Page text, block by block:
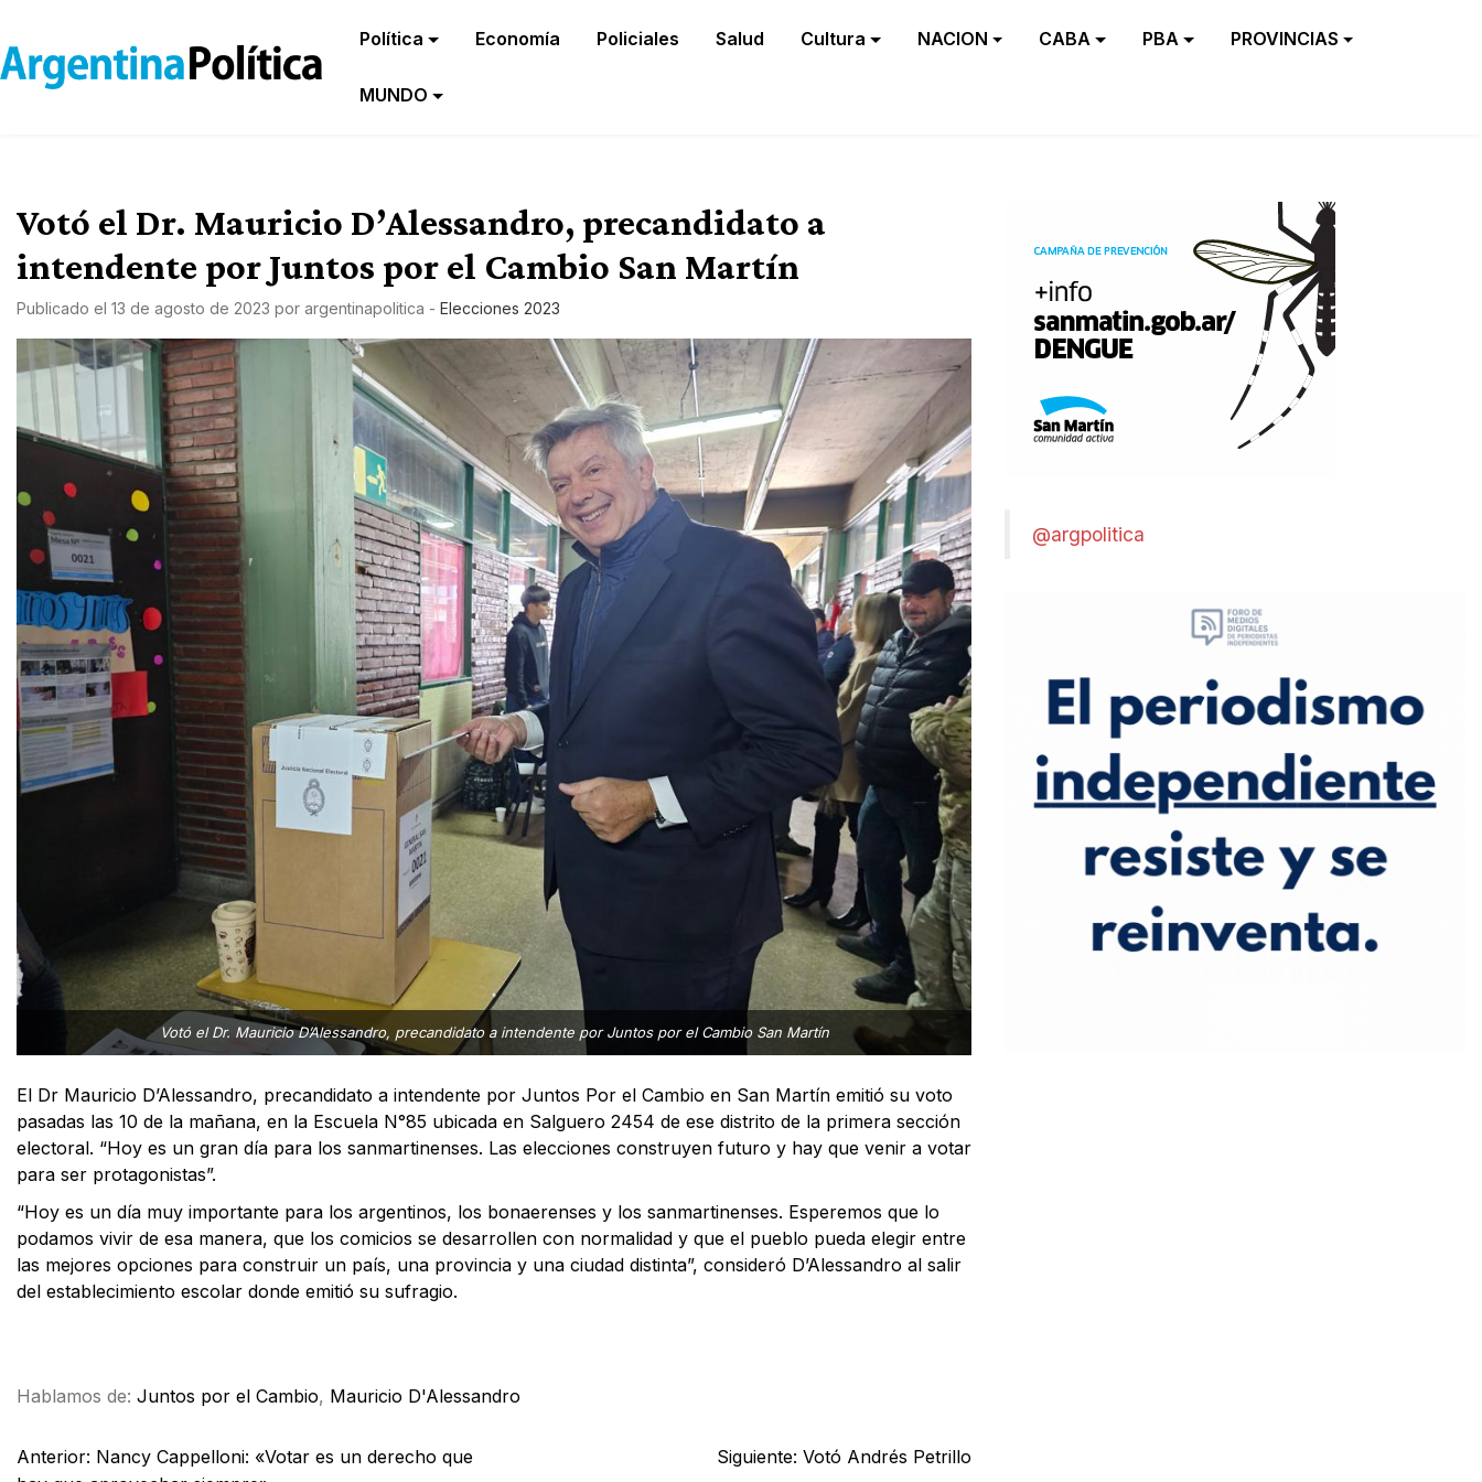
Política Economía Policiales Salud Cultura NACION CABA PBA PROVINCIAS
MUNDO
Votó el Dr. Mauricio D’Alessandro, precandidato a
intendente por Juntos por el Cambio San Martín
Publicado el 13 de agosto de 2023 por argentinapolitica - Elecciones 2023
Votó el Dr. Mauricio D’Alessandro, precandidato a intendente por Juntos por el Cambio San Martín
El Dr Mauricio D’Alessandro, precandidato a intendente por Juntos Por el Cambio en San Martín emitió su voto
pasadas las 10 de la mañana, en la Escuela N°85 ubicada en Salguero 2454 de ese distrito de la primera sección
electoral. “Hoy es un gran día para los sanmartinenses. Las elecciones construyen futuro y hay que venir a votar
para ser protagonistas”.
“Hoy es un día muy importante para los argentinos, los bonaerenses y los sanmartinenses. Esperemos que lo
podamos vivir de esa manera, que los comicios se desarrollen con normalidad y que el pueblo pueda elegir entre
las mejores opciones para construir un país, una provincia y una ciudad distinta”, consideró D’Alessandro al salir
del establecimiento escolar donde emitió su sufragio.
Hablamos de: Juntos por el Cambio, Mauricio D'Alessandro
Anterior: Nancy Cappelloni: «Votar es un derecho que
Siguiente: Votó Andrés Petrillo
@argpolitica